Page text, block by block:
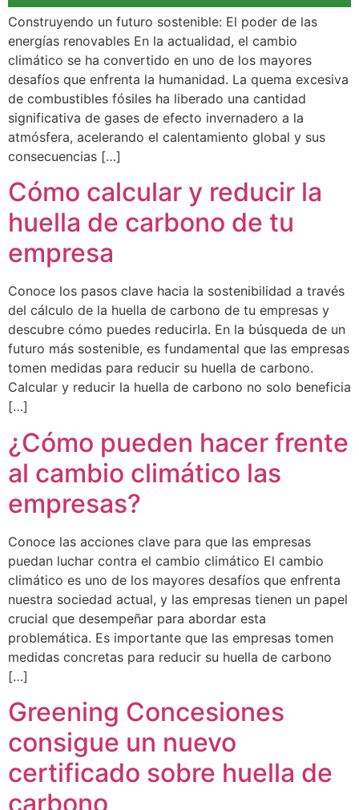
Construyendo un futuro sostenible: El poder de las
energías renovables En la actualidad, el cambio
climático se ha convertido en uno de los mayores
desafíos que enfrenta la humanidad. La quema excesiva
de combustibles fósiles ha liberado una cantidad
significativa de gases de efecto invernadero a la
atmósfera, acelerando el calentamiento global y sus
consecuencias […]
Cómo calcular y reducir la
huella de carbono de tu
empresa
Conoce los pasos clave hacia la sostenibilidad a través
del cálculo de la huella de carbono de tu empresas y
descubre cómo puedes reducirla. En la búsqueda de un
futuro más sostenible, es fundamental que las empresas
tomen medidas para reducir su huella de carbono.
Calcular y reducir la huella de carbono no solo beneficia
[…]
¿Cómo pueden hacer frente
al cambio climático las
empresas?
Conoce las acciones clave para que las empresas
puedan luchar contra el cambio climático El cambio
climático es uno de los mayores desafíos que enfrenta
nuestra sociedad actual, y las empresas tienen un papel
crucial que desempeñar para abordar esta
problemática. Es importante que las empresas tomen
medidas concretas para reducir su huella de carbono
[…]
Greening Concesiones
consigue un nuevo
certificado sobre huella de
carbono